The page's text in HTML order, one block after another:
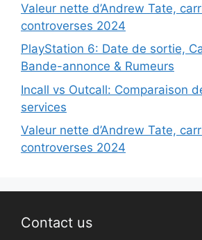
Valeur nette d’Andrew Tate,
controverses 2024
PlayStation 6: Date de sortie,
Bande-annonce & Rumeurs
Incall vs Outcall: Comparaison
services
Valeur nette d’Andrew Tate,
controverses 2024
Contact us